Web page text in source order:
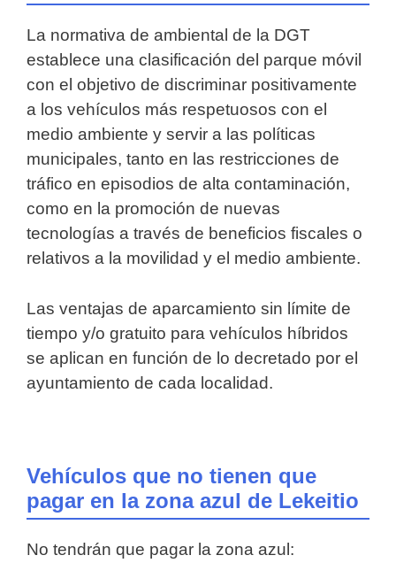
La normativa de ambiental de la DGT
establece una clasificación del parque móvil
con el objetivo de discriminar positivamente
a los vehículos más respetuosos con el
medio ambiente y servir a las políticas
municipales, tanto en las restricciones de
tráfico en episodios de alta contaminación,
como en la promoción de nuevas
tecnologías a través de beneficios fiscales o
relativos a la movilidad y el medio ambiente.
Las ventajas de aparcamiento sin límite de
tiempo y/o gratuito para vehículos híbridos
se aplican en función de lo decretado por el
ayuntamiento de cada localidad.
Vehículos que no tienen que
pagar en la zona azul de Lekeitio
No tendrán que pagar la zona azul: